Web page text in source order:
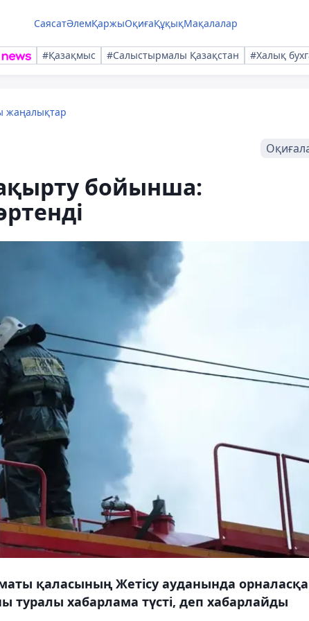
СаясатӘлемҚаржыОқиғаҚұқықМақалалар
#Қазақмыс #Салыстырмалы Қазақстан #Халық
жаңалықтар
бойынша:
қаласының Жетісу ауданында
туралы хабарлама түсті, деп хабарлайды